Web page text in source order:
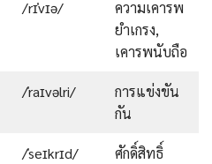
/rɪˈvɪə/
ความเคารพ
ยำเกรง,
เคารพนับถือ
/ˈraɪvəlri/
การแข่งขัน
กัน
/ˈseɪkrɪd/ ศักดิ์สิทธิ์